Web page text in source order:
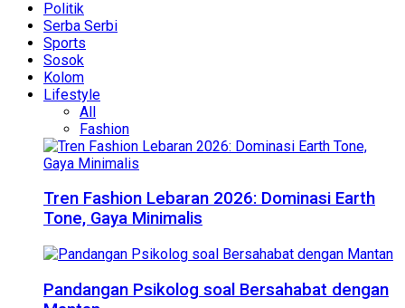
Politik
Serba Serbi
Sports
Sosok
Kolom
Lifestyle
All
Fashion
Tren Fashion Lebaran 2026: Dominasi Earth
Tone, Gaya Minimalis
Pandangan Psikolog soal Bersahabat dengan